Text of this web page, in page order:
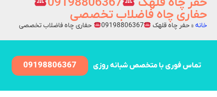
حفاری چاه فاضلاب تخصصی
خانه » حفر چاه قلهک 09198806367 حفاری چاه فاضلاب تخصصی
تماس فوری با متخصص شبانه روزی 09198806367